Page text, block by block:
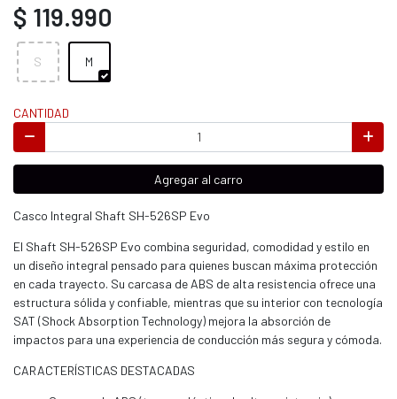
$ 119.990
S M
CANTIDAD
Agregar al carro
Casco Integral Shaft SH-526SP Evo
El Shaft SH-526SP Evo combina seguridad, comodidad y estilo en
un diseño integral pensado para quienes buscan máxima protección
en cada trayecto. Su carcasa de ABS de alta resistencia ofrece una
estructura sólida y confiable, mientras que su interior con tecnología
SAT (Shock Absorption Technology) mejora la absorción de
impactos para una experiencia de conducción más segura y cómoda.
CARACTERÍSTICAS DESTACADAS